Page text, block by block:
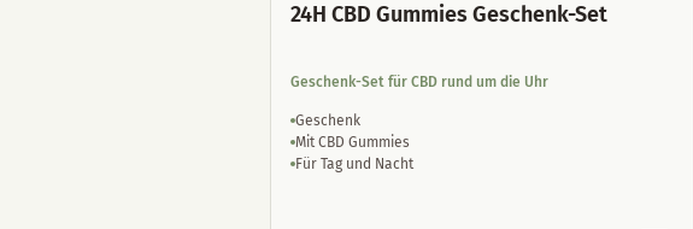
24H CBD Gummies Geschenk-Set
Geschenk-Set für CBD rund um die Uhr
Geschenk
Mit CBD Gummies
Für Tag und Nacht